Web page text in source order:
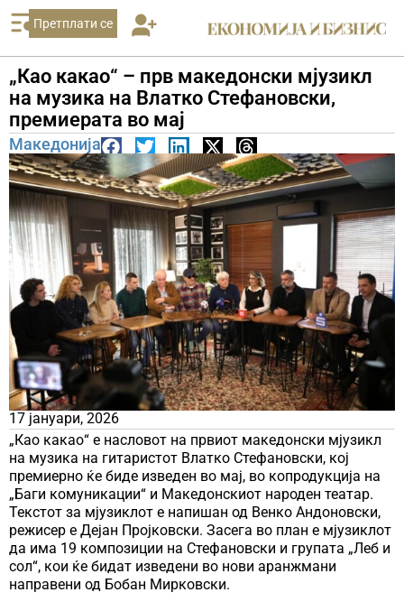
Претплати се
„Као какао“ – прв македонски мјузикл
на музика на Влатко Стефановски,
премиерата во мај
Македонија
17 јануари, 2026
„Као какао“ е насловот на првиот македонски мјузикл
на музика на гитаристот Влатко Стефановски, кој
премиерно ќе биде изведен во мај, во копродукција на
„Баги комуникации“ и Македонскиот народен театар.
Текстот за мјузиклот е напишан од Венко Андоновски,
режисер е Дејан Пројковски. Засега во план е мјузиклот
да има 19 композиции на Стефановски и групата „Леб и
сол“, кои ќе бидат изведени во нови аранжмани
направени од Бобан Мирковски.